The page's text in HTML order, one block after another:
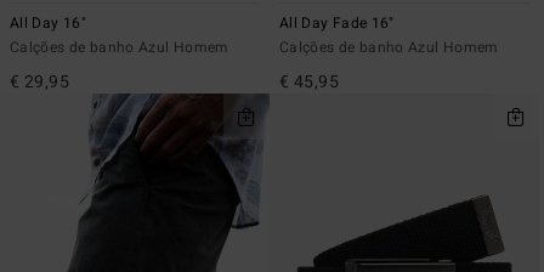
All Day 16"
Calções de banho Azul Homem
€ 29,95
All Day Fade 16"
Calções de banho Azul Homem
€ 45,95